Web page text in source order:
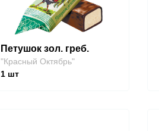
Петушок зол. греб.
"Красный Октябрь"
1 шт